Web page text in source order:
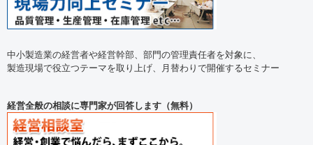
中小製造業の経営者や経営幹部、部門の管理責任者を対象に、
製造現場で役立つテーマを取り上げ、月替わりで開催するセミナー
経営全般の相談に専門家が回答します（無料）